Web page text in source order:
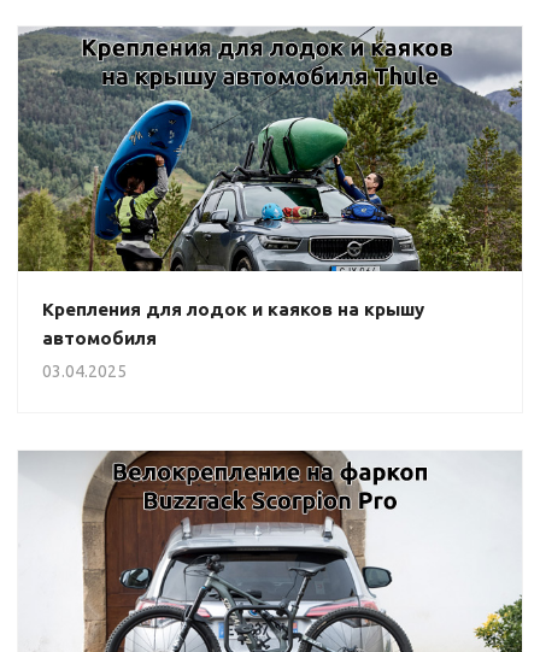
Крепления для лодок и каяков на крышу
автомобиля
03.04.2025